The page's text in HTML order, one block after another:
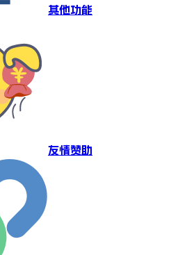
其他功能
友情赞助